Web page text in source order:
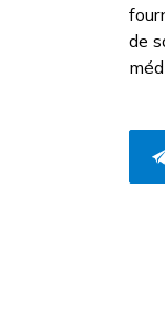
de